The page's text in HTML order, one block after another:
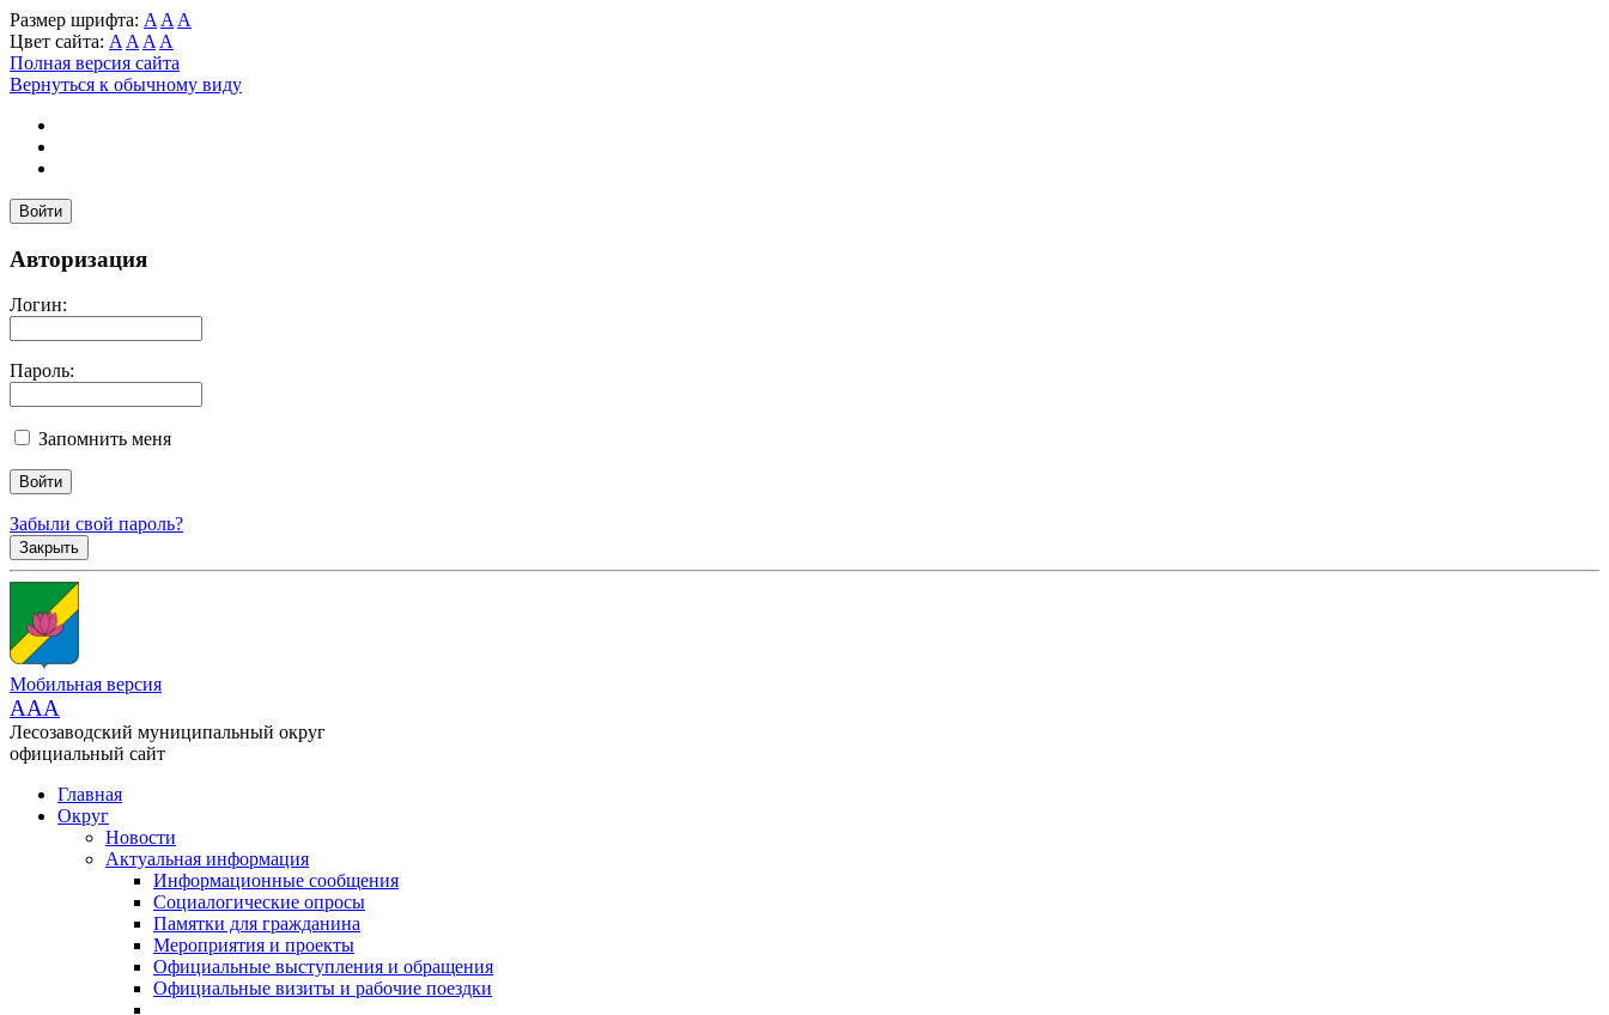
Размер шрифта: A A A
Цвет сайта: A A A A
Полная версия сайта
Вернуться к обычному виду
Войти
Авторизация
Логин:
Пароль:
Запомнить меня
Забыли свой пароль?
Закрыть
Мобильная версия
AAA
Лесозаводский муниципальный округ
официальный сайт
Главная
Округ
Новости
Актуальная информация
Информационные сообщения
Социалогические опросы
Памятки для гражданина
Мероприятия и проекты
Официальные выступления и обращения
Официальные визиты и рабочие поездки